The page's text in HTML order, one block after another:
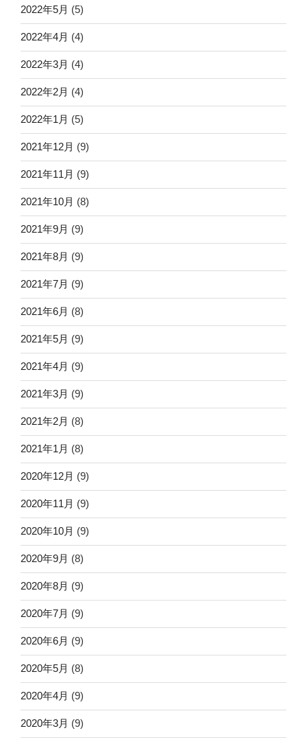
2022年5月 (5)
2022年4月 (4)
2022年3月 (4)
2022年2月 (4)
2022年1月 (5)
2021年12月 (9)
2021年11月 (9)
2021年10月 (8)
2021年9月 (9)
2021年8月 (9)
2021年7月 (9)
2021年6月 (8)
2021年5月 (9)
2021年4月 (9)
2021年3月 (9)
2021年2月 (8)
2021年1月 (8)
2020年12月 (9)
2020年11月 (9)
2020年10月 (9)
2020年9月 (8)
2020年8月 (9)
2020年7月 (9)
2020年6月 (9)
2020年5月 (8)
2020年4月 (9)
2020年3月 (9)